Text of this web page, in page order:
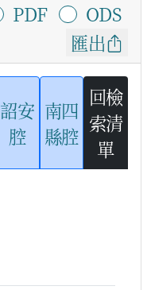
PDF
ODS
匯出
詔安
腔
南四
縣腔
回檢
索清
單